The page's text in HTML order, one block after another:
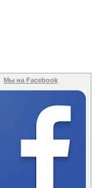
Мы на Facebook